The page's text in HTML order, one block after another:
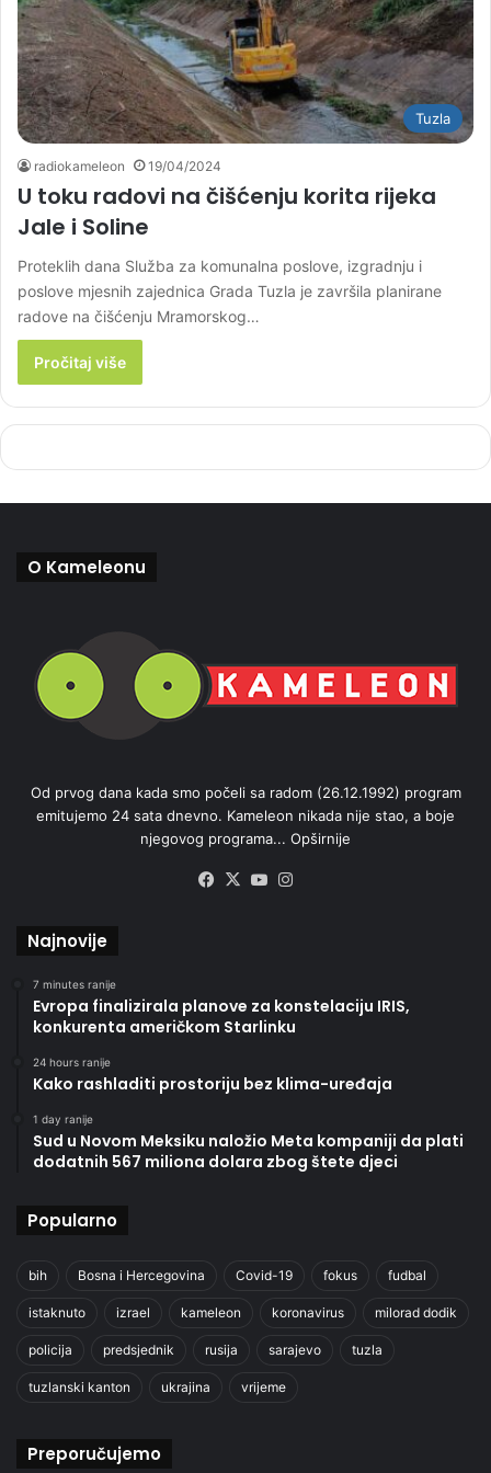
Tuzla
radiokameleon 19/04/2024
U toku radovi na čišćenju korita rijeka
Jale i Soline
Proteklih dana Služba za komunalna poslove, izgradnju i
poslove mjesnih zajednica Grada Tuzla je završila planirane
radove na čišćenju Mramorskog…
Pročitaj više
O Kameleonu
Od prvog dana kada smo počeli sa radom (26.12.1992) program
emitujemo 24 sata dnevno. Kameleon nikada nije stao, a boje
njegovog programa... Opširnije
Facebook
X YouTube
Najnovije
7 minutes ranije
Evropa finalizirala planove za konstelaciju IRIS,
konkurenta američkom Starlinku
24 hours ranije
Kako rashladiti prostoriju bez klima-uređaja
1 day ranije
Sud u Novom Meksiku naložio Meta kompaniji da plati
dodatnih 567 miliona dolara zbog štete djeci
Popularno
bih Bosna i Hercegovina Covid-19 fokus fudbal
istaknuto izrael kameleon koronavirus milorad dodik
policija predsjednik rusija sarajevo tuzla
tuzlanski kanton ukrajina vrijeme
Preporučujemo